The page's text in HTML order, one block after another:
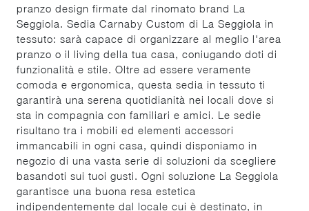
pranzo design firmate dal rinomato brand La
Seggiola. Sedia Carnaby Custom di La Seggiola in
tessuto: sarà capace di organizzare al meglio l'area
pranzo o il living della tua casa, coniugando doti di
funzionalità e stile. Oltre ad essere veramente
comoda e ergonomica, questa sedia in tessuto ti
garantirà una serena quotidianità nei locali dove si
sta in compagnia con familiari e amici. Le sedie
risultano tra i mobili ed elementi accessori
immancabili in ogni casa, quindi disponiamo in
negozio di una vasta serie di soluzioni da scegliere
basandoti sui tuoi gusti. Ogni soluzione La Seggiola
garantisce una buona resa estetica
indipendentemente dal locale cui è destinato, in